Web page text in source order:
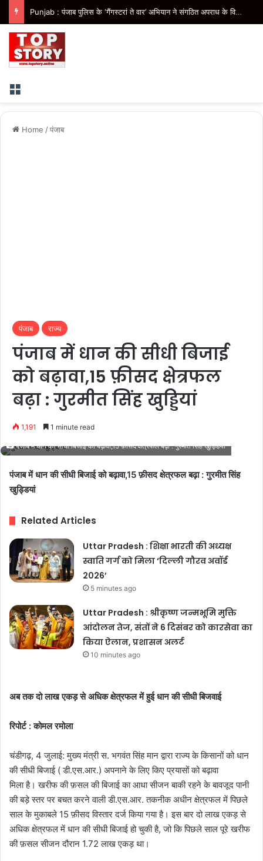
Punjab : मोहाली से ‘हमारे राम’ नाट्य मंचन का आगाज, पंजाब में 41 शो कराएगी भगवंत मान सरकार
Menu
Home /पंजाब
पंजाब राज्य
पंजाब में धान की सीधी बिजाई
को बढ़ावा,15 फ़ीसद क्षेत्रफल
बढ़ा : गुरमीत सिंह खुड्डियां
1,191 1 minute read
पंजाब में धान की सीधी बिजाई को बढ़ावा,15 फ़ीसद क्षेत्रफल बढ़ा : गुरमीत सिंह खुड्डियां
पंजाब में धान की सीधी बिजाई को बढ़ावा,15 फ़ीसद क्षेत्रफल बढ़ा : गुरमीत सिंह
खुड्डियां
Related Articles
Uttar Pradesh : शिक्षा भारती की अध्यक्ष
स्वाति गर्ग को मिला ‘दिल्ली गौरव अवॉर्ड
2026’
5 minutes ago
Uttar Pradesh : श्रीकृष्ण जन्मभूमि मुक्ति
आंदोलन तेज, संतों ने 6 दिसंबर को कारसेवा का
किया ऐलान, प्रशासन अलर्ट
10 minutes ago
अब तक दो लाख एकड़ से अधिक क्षेत्रफल में हुई धान की सीधी बिजवाई
रिपोर्ट : कोमल रमोला
चंडीगढ़, 4 जुलाई: मुख्य मंत्री स. भगवंत सिंह मान द्वारा राज्य के किसानों को धान
की सीधी बिजाई ( डी.एस.आर.) अपनाने के लिए किए प्रयासों को बढ़ावा
मिला है। खरीफ की फ़सल की बिजाई का आधा सीजन बाकी रहने के बावजूद पानी
की बड़े स्तर पर बचत करने वाली डी.एस.आर. तकनीक अधीन क्षेत्रफल में पिछले
साल के मुकाबले 15 फ़ीसद विस्तार दर्ज किया गया है। इस बार दो लाख एकड़ से
अधिक क्षेत्रफल में धान की सीधी बिजाई हो चुकी है, जो कि पिछले साल पूरे खरीफ
की फ़सल सीजन दौरान 1.72 लाख एकड़ था।